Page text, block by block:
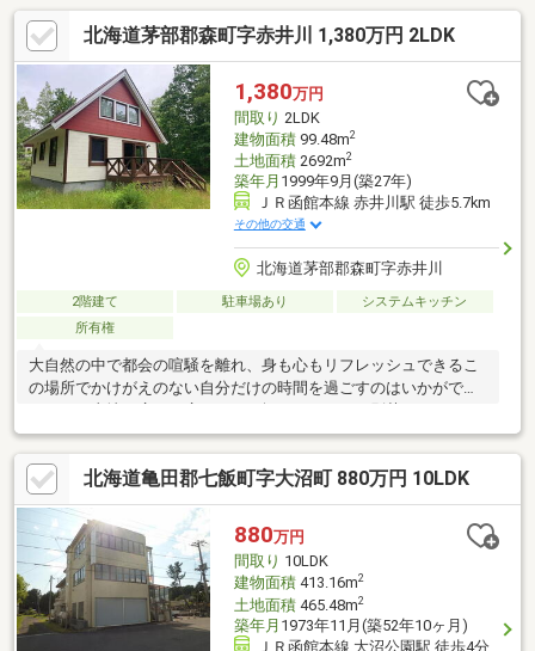
すのでコーヒー片手に灯火を眺めるなんてのもいいですね！！■
地番２５２－３３２、３３３の２筆の土地になります。■告知事
項あり（事故や事件ではありません）■購入後、管理組合への加
入が義務付けられております。（土地建物管理費 ３１，５００
円／年）■別荘地内、建築等に自主規制有り。■水道は管理組合の
私設管になります。
北海道茅部郡森町字赤井川 1,380万円 2LDK
1,380万円
間取り 2LDK
建物面積99.48m2
土地面積2692m2
築年月 1999年9月(築27年)
ＪＲ函館本線 赤井川駅 徒歩5.7km
その他の交通
北海道茅部郡森町字赤井川
2階建て 駐車場あり
システムキッチン
所有権
大自然の中で都会の喧騒を離れ、身も心もリフレッシュできるこ
の場所でかけがえのない自分だけの時間を過ごすのはいかがでし
シ、定住でもヨシの物件です！荷物はまだ少しありますが、ご希
望の方には家具などをお譲りすることも可能です！（新築時にス
ウェーデンハウスさんからプレゼントされた家具もございます）
管理もしっかりした分譲地ですので、管理事務所には管理人さん
がいらっしゃるので安心ですね！■大沼湖畔緑の村分譲地による
建築制限あり（建ぺい率１０％以下、建築物は２階以下など）■
緑の村管理費：【更地】年額１２，２４０円（税別）、
北海道亀田郡七飯町字大沼町 880万円 10LDK
880万円
間取り 10LDK
建物面積413.16m2
土地面積465.48m2
築年月 1973年11月(築52年10ヶ月)
ＪＲ函館本線 大沼公園駅 徒歩4分